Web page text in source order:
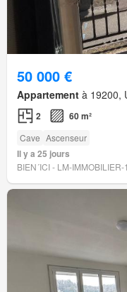
50 000 €
Appartement à 19200,
2 60 m²
Cave Ascenseur
Il y a 25 jours
BIEN´ICI - LM-IMMOBILIER-1